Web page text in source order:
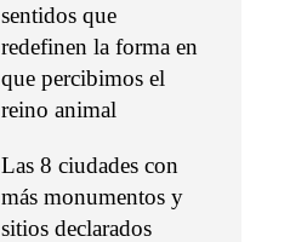
sentidos que
redefinen la forma en
que percibimos el
reino animal
Las 8 ciudades con
más monumentos y
sitios declarados